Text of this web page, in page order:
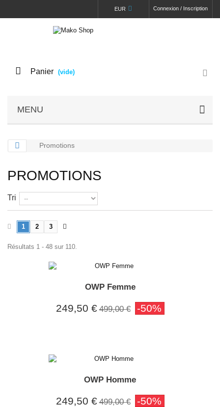
Connexion / Inscription
EUR
Panier (vide)
MENU
Promotions
PROMOTIONS
Tri
1 2 3
Résultats 1 - 48 sur 110.
OWP Femme
249,50 € 499,00 € -50%
OWP Homme
249,50 € 499,00 € -50%